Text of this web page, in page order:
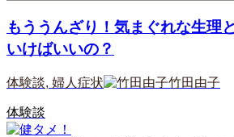
もううんざり！気まぐれな生理
いけばいいの？
体験談, 婦人症状 竹田由子
体験談